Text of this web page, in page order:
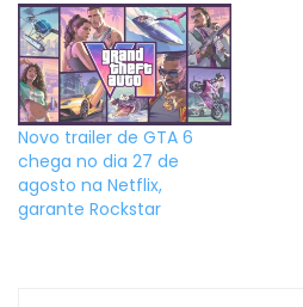
Novo trailer de GTA 6
chega no dia 27 de
agosto na Netflix,
garante Rockstar